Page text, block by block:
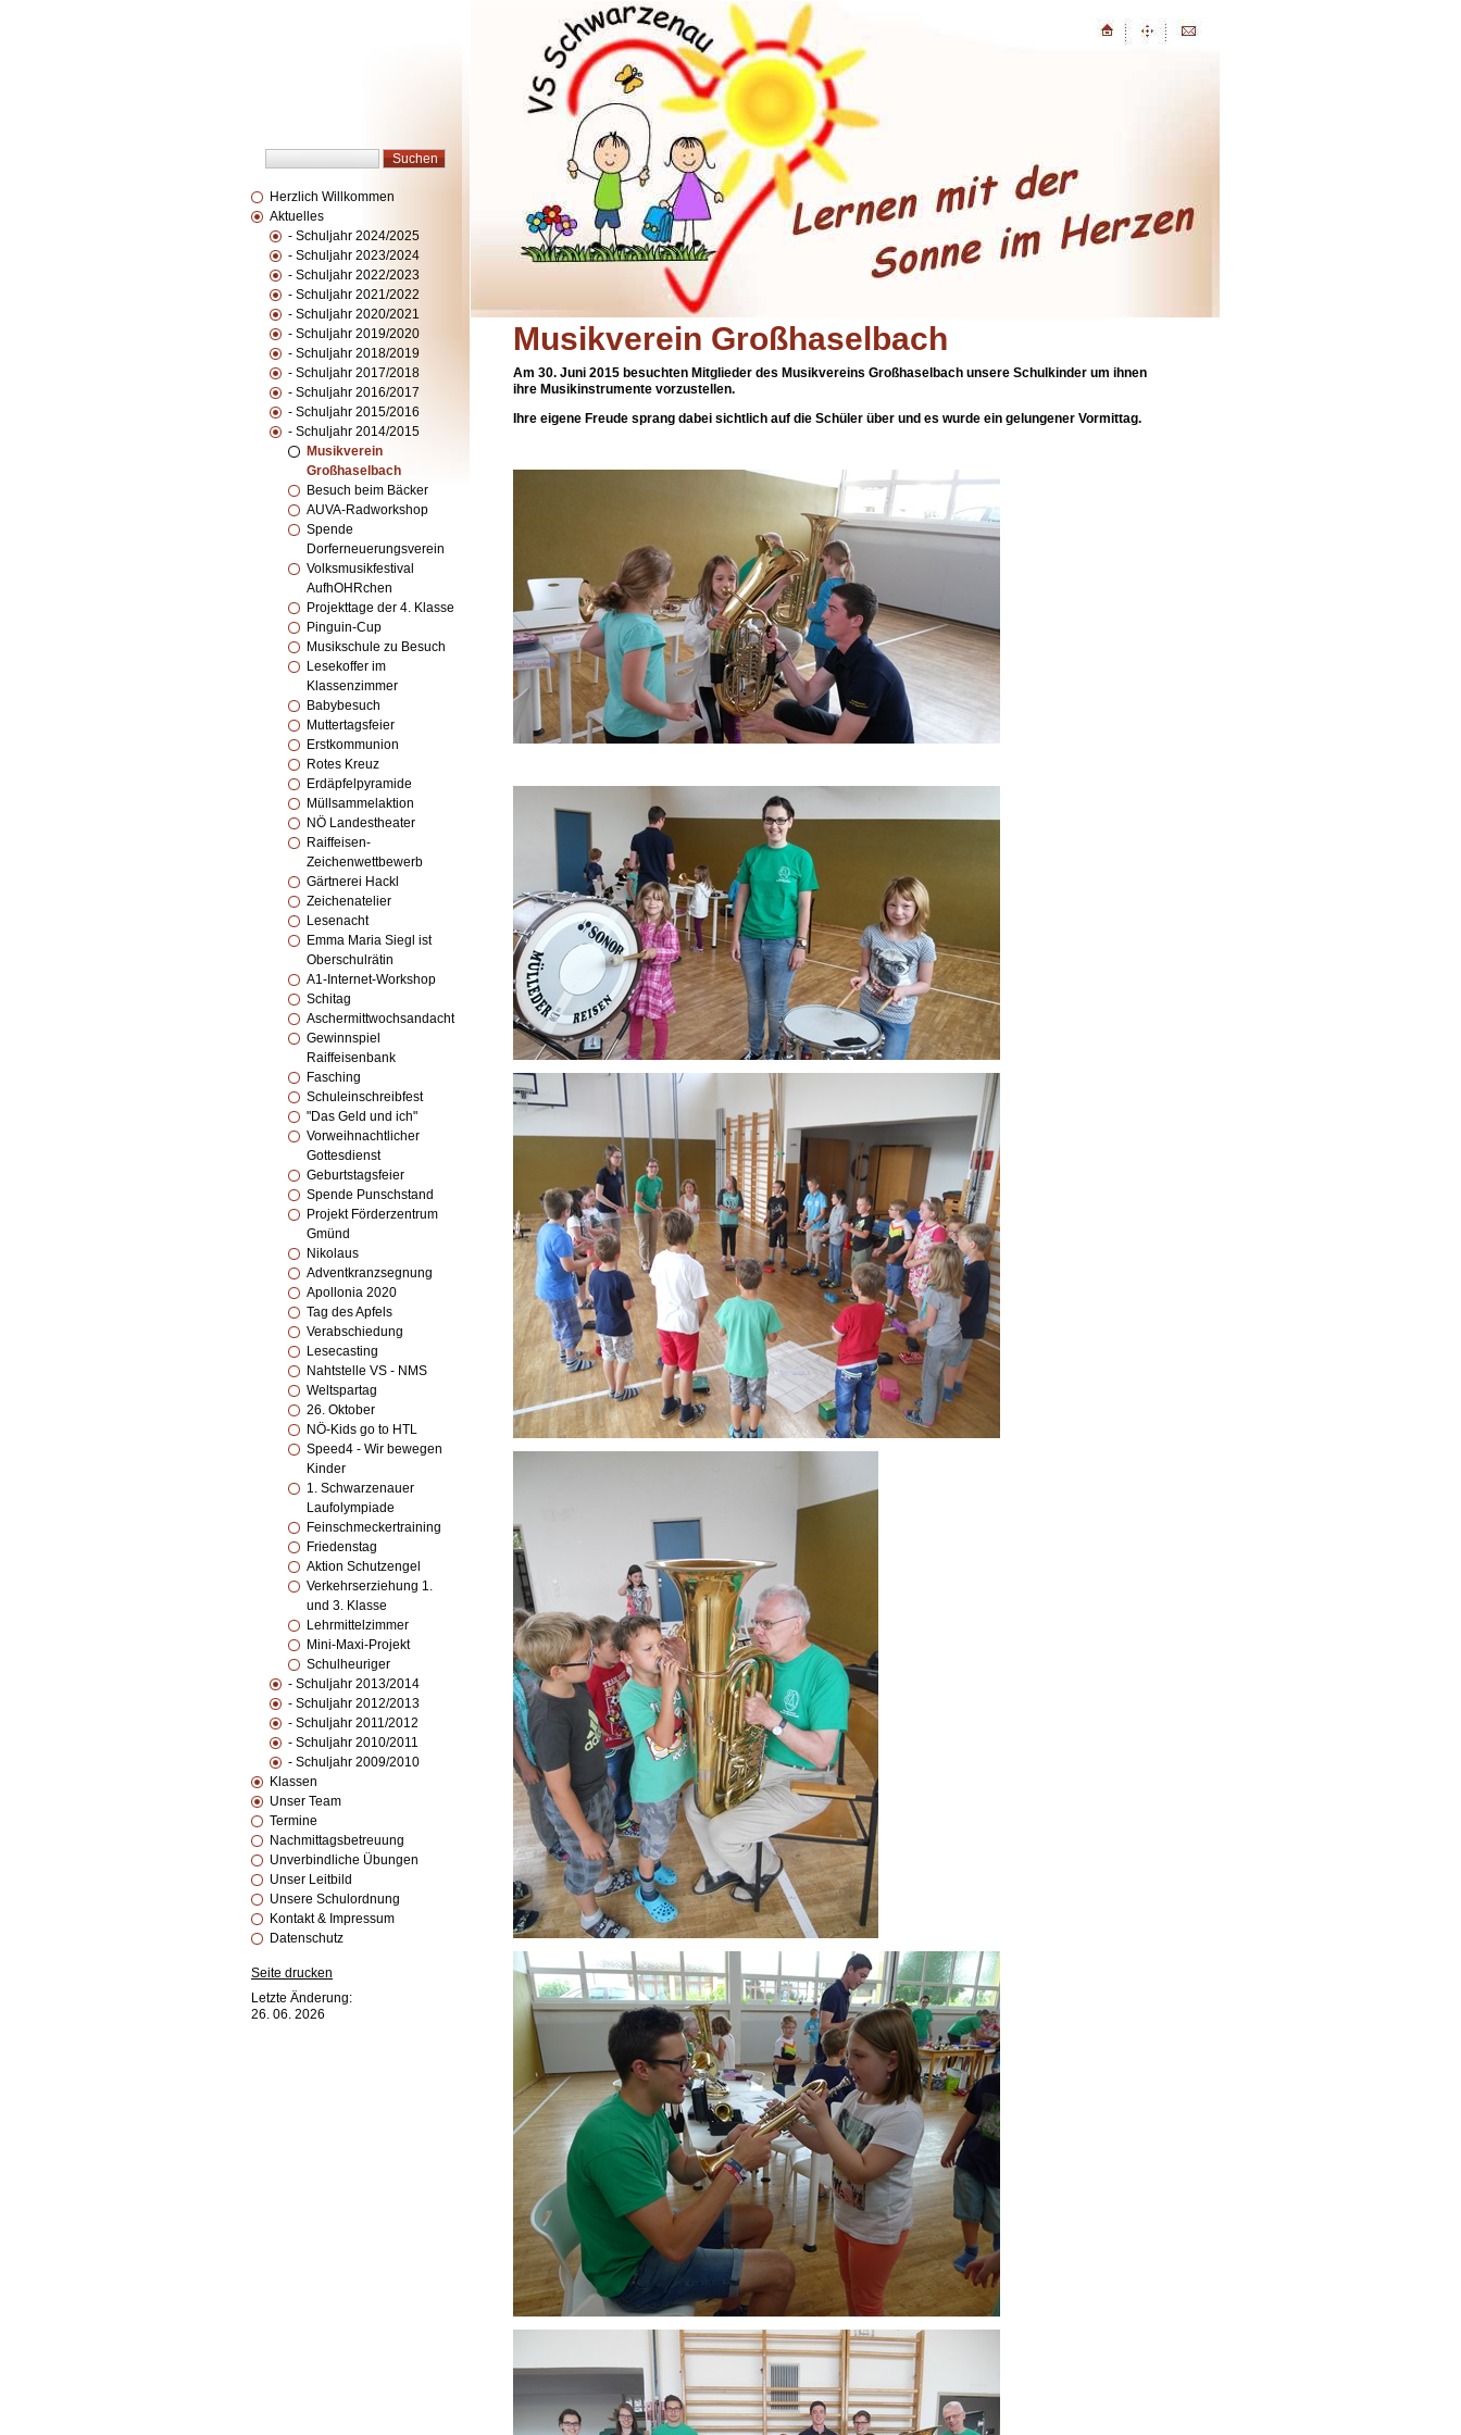
Herzlich Willkommen
Aktuelles
- Schuljahr 2024/2025
- Schuljahr 2023/2024
- Schuljahr 2022/2023
- Schuljahr 2021/2022
- Schuljahr 2020/2021
- Schuljahr 2019/2020
- Schuljahr 2018/2019
- Schuljahr 2017/2018
- Schuljahr 2016/2017
- Schuljahr 2015/2016
- Schuljahr 2014/2015
Musikverein
Großhaselbach
Besuch beim Bäcker
AUVA-Radworkshop
Spende
Dorferneuerungsverein
Volksmusikfestival
AufhOHRchen
Projekttage der 4. Klasse
Pinguin-Cup
Musikschule zu Besuch
Lesekoffer im
Klassenzimmer
Babybesuch
Muttertagsfeier
Erstkommunion
Rotes Kreuz
Erdäpfelpyramide
Müllsammelaktion
NÖ Landestheater
Raiffeisen-
Zeichenwettbewerb
Gärtnerei Hackl
Zeichenatelier
Lesenacht
Emma Maria Siegl ist
Oberschulrätin
A1-Internet-Workshop
Schitag
Aschermittwochsandacht
Gewinnspiel
Raiffeisenbank
Fasching
Schuleinschreibfest
"Das Geld und ich"
Vorweihnachtlicher
Gottesdienst
Geburtstagsfeier
Spende Punschstand
Projekt Förderzentrum
Gmünd
Nikolaus
Adventkranzsegnung
Apollonia 2020
Tag des Apfels
Verabschiedung
Lesecasting
Nahtstelle VS - NMS
Weltspartag
26. Oktober
NÖ-Kids go to HTL
Speed4 - Wir bewegen
Kinder
1. Schwarzenauer
Laufolympiade
Feinschmeckertraining
Friedenstag
Aktion Schutzengel
Verkehrserziehung 1.
und 3. Klasse
Lehrmittelzimmer
Mini-Maxi-Projekt
Schulheuriger
- Schuljahr 2013/2014
- Schuljahr 2012/2013
- Schuljahr 2011/2012
- Schuljahr 2010/2011
- Schuljahr 2009/2010
Klassen
Unser Team
Termine
Nachmittagsbetreuung
Unverbindliche Übungen
Unser Leitbild
Unsere Schulordnung
Kontakt & Impressum
Datenschutz
Seite drucken
Letzte Änderung:
26. 06. 2026
Musikverein Großhaselbach
Am 30. Juni 2015 besuchten Mitglieder des Musikvereins Großhaselbach unsere Schulkinder um ihnen
ihre Musikinstrumente vorzustellen.
Ihre eigene Freude sprang dabei sichtlich auf die Schüler über und es wurde ein gelungener Vormittag.